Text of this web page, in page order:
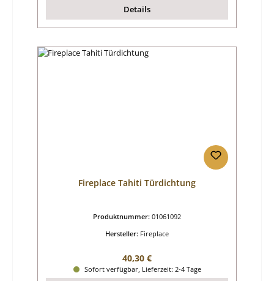
Details
Fireplace Tahiti Türdichtung
Produktnummer: 01061092
Hersteller: Fireplace
Regulärer Preis:
40,30 €
Sofort verfügbar, Lieferzeit: 2-4 Tage